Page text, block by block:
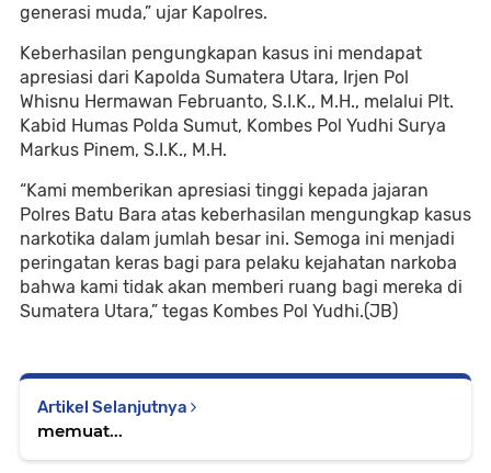
generasi muda,” ujar Kapolres.
Keberhasilan pengungkapan kasus ini mendapat
apresiasi dari Kapolda Sumatera Utara, Irjen Pol
Whisnu Hermawan Februanto, S.I.K., M.H., melalui Plt.
Kabid Humas Polda Sumut, Kombes Pol Yudhi Surya
Markus Pinem, S.I.K., M.H.
“Kami memberikan apresiasi tinggi kepada jajaran
Polres Batu Bara atas keberhasilan mengungkap kasus
narkotika dalam jumlah besar ini. Semoga ini menjadi
peringatan keras bagi para pelaku kejahatan narkoba
bahwa kami tidak akan memberi ruang bagi mereka di
Sumatera Utara,” tegas Kombes Pol Yudhi.(JB)
Artikel Selanjutnya
memuat...